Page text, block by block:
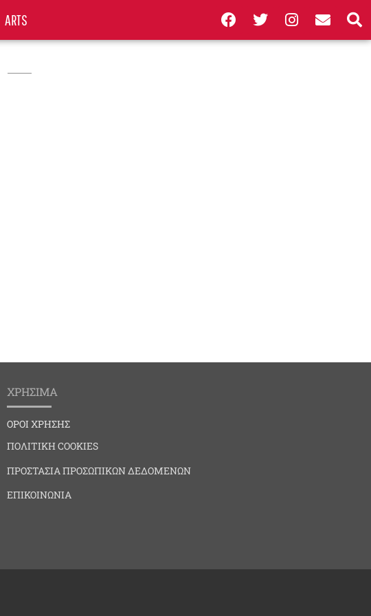
ARTS
ΧΡΗΣΙΜΑ
ΟΡΟΙ ΧΡΗΣΗΣ
ΠΟΛΙΤΙΚΗ COOKIES
ΠΡΟΣΤΑΣΙΑ ΠΡΟΣΩΠΙΚΩΝ ΔΕΔΟΜΕΝΩΝ
ΕΠΙΚΟΙΝΩΝΙΑ